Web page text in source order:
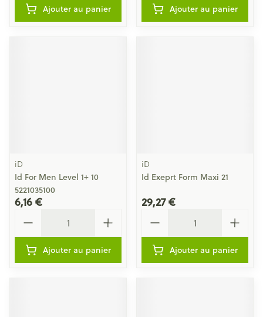
Ajouter au panier Ajouter au panier
iD
Id For Men Level 1+ 10
5221035100
6,16 €
Ajouter au panier
iD
Id Exeprt Form Maxi 21
29,27 €
Ajouter au panier